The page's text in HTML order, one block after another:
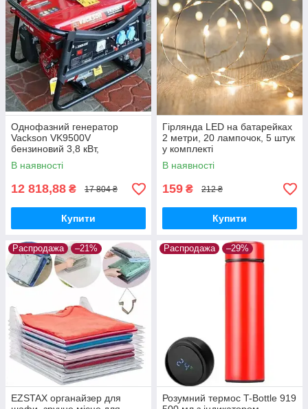
Однофазний генератор
Vackson VK9500V
бензиновий 3,8 кВт,
Електростартер
В наявності
12 818,88 ₴ 17 804 ₴
Купити
Гірлянда LED на батарейках
2 метри, 20 лампочок, 5 штук
у комплекті
В наявності
159 ₴ 212 ₴
Купити
Распродажа –21%
EZSTAX органайзер для
Распродажа –29%
Розумний термос T-Bottle 919